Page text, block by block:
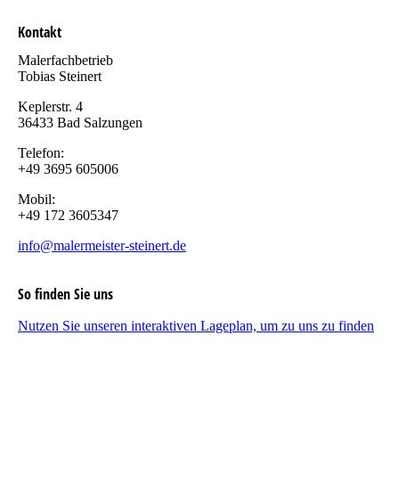
Kontakt
Malerfachbetrieb
Tobias Steinert
Keplerstr. 4
36433 Bad Salzungen
Telefon:
+49 3695 605006
Mobil:
+49 172 3605347
info@malermeister-steinert.de
So finden Sie uns
Nutzen Sie unseren interaktiven La­ge­plan, um zu uns zu finden